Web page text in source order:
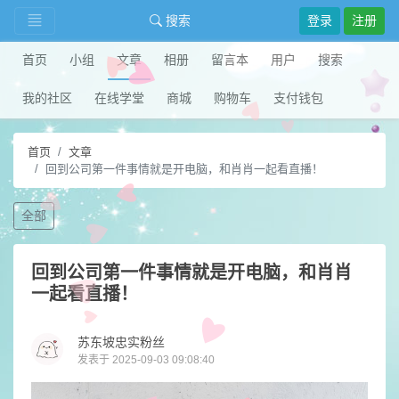
搜索 登录 注册
首页 小组 文章 相册 留言本 用户 搜索
我的社区 在线学堂 商城 购物车 支付钱包
首页
文章
回到公司第一件事情就是开电脑，和肖肖一起看直播！
全部
回到公司第一件事情就是开电脑，和肖肖
一起看直播！
苏东坡忠实粉丝
发表于 2025-09-03 09:08:40